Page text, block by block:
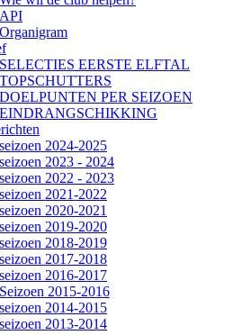
API
Organigram
SELECTIES EERSTE ELFTAL
TOPSCHUTTERS
DOELPUNTEN PER SEIZOEN
EINDRANGSCHIKKING
seizoen 2024-2025
seizoen 2023 - 2024
seizoen 2022 - 2023
seizoen 2021-2022
seizoen 2020-2021
seizoen 2019-2020
seizoen 2018-2019
seizoen 2017-2018
seizoen 2016-2017
Seizoen 2015-2016
seizoen 2014-2015
seizoen 2013-2014